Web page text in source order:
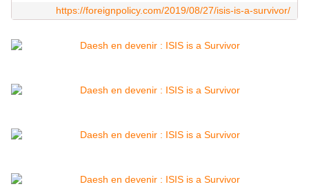
https://foreignpolicy.com/2019/08/27/isis-is-a-survivor/